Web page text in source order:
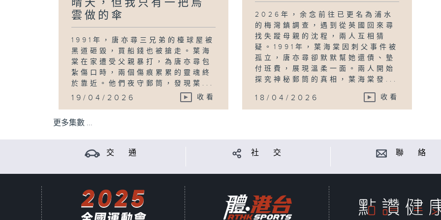
晴天，但我只有一把烏
雲做的傘
1991年，唐亦尋三兄弟的檯球屋被
黑道砸毀，買船錢也被搶走。葉海
棠在家遭受父親暴打，為唐亦尋包
紮傷口時，兩個傷痕累累的靈魂終
於靠近。他們夜守郵筒，發現葉...
19/04/2026 收看
2026年，余念前往已更名為浦水
的梅灣鎮調查，遇到從英國回來尋
找失蹤母親的沈程，兩人互相猜
疑。1991年，葉海棠因刺父事件被
孤立，唐亦尋卻默默幫她還債、墊
付班費，展現溫柔一面。兩人開始
探究神秘郵筒的真相，葉海棠發...
18/04/2026 收看
更多集數 ...
交 通 社 交 聯 絡